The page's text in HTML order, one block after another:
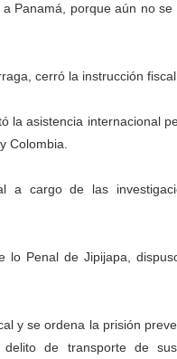
Panamá, porque aún no
cerró la instrucción fiscal.
la asistencia internacional
Colombia.
a cargo de las
lo Penal de Jipijapa,
y se ordena la prisión
de transporte de